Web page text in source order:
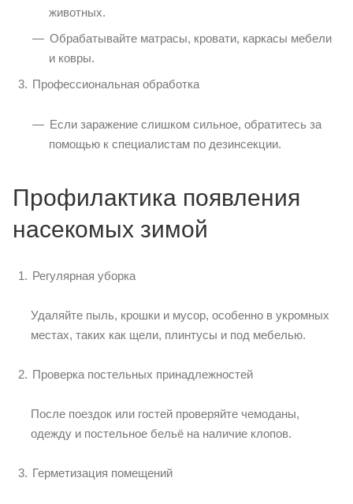
животных.
Обрабатывайте матрасы, кровати, каркасы мебели
и ковры.
Профессиональная обработка
Если заражение слишком сильное, обратитесь за
помощью к специалистам по дезинсекции.
Профилактика появления
насекомых зимой
Регулярная уборка
Удаляйте пыль, крошки и мусор, особенно в укромных
местах, таких как щели, плинтусы и под мебелью.
Проверка постельных принадлежностей
После поездок или гостей проверяйте чемоданы,
одежду и постельное бельё на наличие клопов.
Герметизация помещений